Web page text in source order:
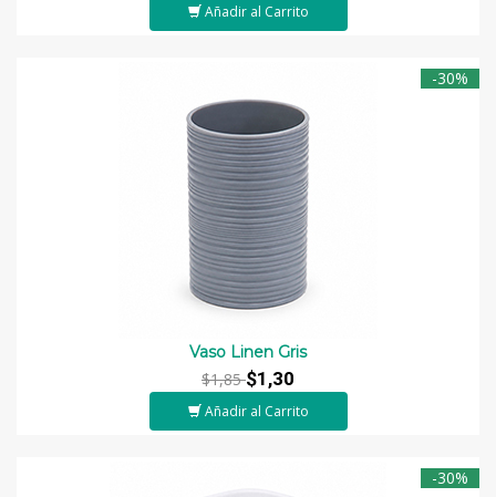
Añadir al Carrito
-30%
Vaso Linen Gris
$1,85$1,30
Añadir al Carrito
-30%